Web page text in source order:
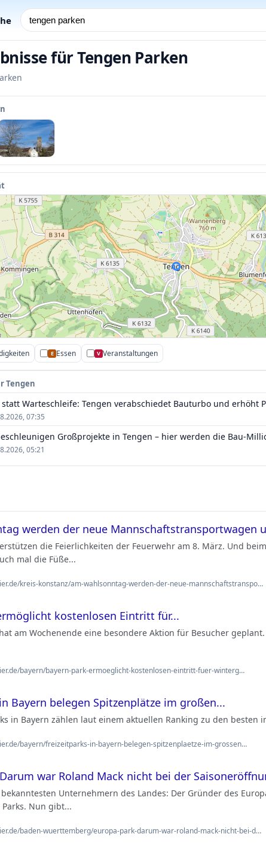
für Tengen Parken
•
E Essen V Veranstaltungen
Tengen
Warteschleife: Tengen verabschiedet Bauturbo und erhöht
07:35
Großprojekte in Tengen – hier werden die Bau-
05:21
werden der neue Mannschaftstransportwagen
die Feierlichkeiten der Feuerwehr am 8. März. Und
mal die Füße...
kreis-konstanz/am-wahlsonntag-werden-der-neue-mannschaftstranspo…
kostenlosen Eintritt für...
am Wochenende eine besondere Aktion für Besucher
bayern/bayern-park-ermoeglicht-kostenlosen-eintritt-fuer-winterg…
Bayern belegen Spitzenplätze im großen...
in Bayern zählen laut einem aktuellen Ranking zu den besten
bayern/freizeitparks-in-bayern-belegen-spitzenplaetze-im-grossen…
war Roland Mack nicht bei der
Unternehmern des Landes: Der Gründer des
Nun gibt...
baden-wuerttemberg/europa-park-darum-war-roland-mack-nicht-bei-d…